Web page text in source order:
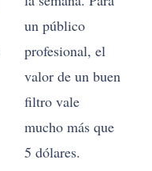
un público
profesional, el
valor de un buen
filtro vale
mucho más que
5 dólares.